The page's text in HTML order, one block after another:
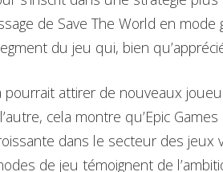
de Save The World en
du jeu qui, bien
pourrait attirer de nouveaux
cela montre qu’Epic
dans le secteur des
de jeu témoignent de